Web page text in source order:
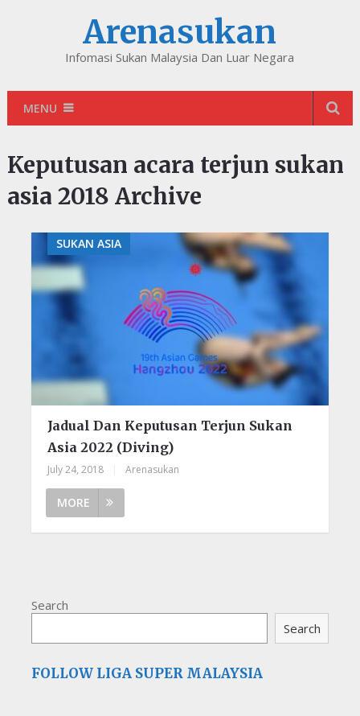
Arenasukan
Infomasi Sukan Malaysia Dan Luar Negara
MENU
Keputusan acara terjun sukan
asia 2018 Archive
SUKAN ASIA
Jadual Dan Keputusan Terjun Sukan
Asia 2022 (Diving)
July 24, 2018 Arenasukan
MORE
Search
Search
FOLLOW LIGA SUPER MALAYSIA